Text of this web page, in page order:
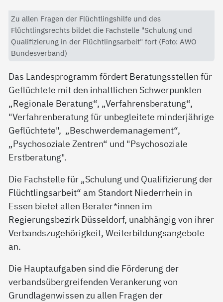
Zu allen Fragen der Flüchtlingshilfe und des
Flüchtlingsrechts bildet die Fachstelle "Schulung und
Qualifizierung in der Flüchtlingsarbeit" fort (Foto: AWO
Bundesverband)
Das Landesprogramm fördert Beratungsstellen für
Geflüchtete mit den inhaltlichen Schwerpunkten
„Regionale Beratung“, „Verfahrensberatung“,
"Verfahrenberatung für unbegleitete minderjährige
Geflüchtete", „Beschwerdemanagement“,
„Psychosoziale Zentren“ und "Psychosoziale
Erstberatung".
Die Fachstelle für „Schulung und Qualifizierung der
Flüchtlingsarbeit“ am Standort Niederrhein in
Essen bietet allen Berater*innen im
Regierungsbezirk Düsseldorf, unabhängig von ihrer
Verbandszugehörigkeit, Weiterbildungsangebote
an.
Die Hauptaufgaben sind die Förderung der
verbandsübergreifenden Verankerung von
Grundlagenwissen zu allen Fragen der